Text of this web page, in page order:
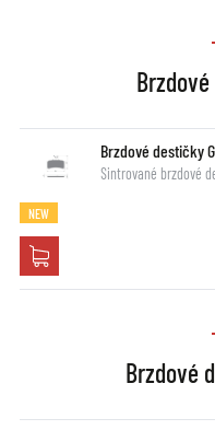
Brzdové destičky
Sintrované brzdové
NEW
Brzdové